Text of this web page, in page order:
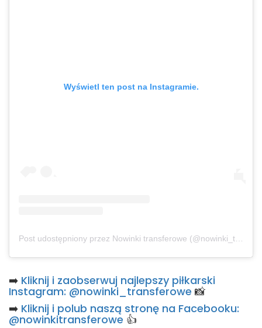
Wyświetl ten post na Instagramie.
➡️ Kliknij i zaobserwuj najlepszy piłkarski
Instagram: @nowinki_transferowe 📸
➡️ Kliknij i polub naszą stronę na Facebooku:
@nowinkitransferowe 👍